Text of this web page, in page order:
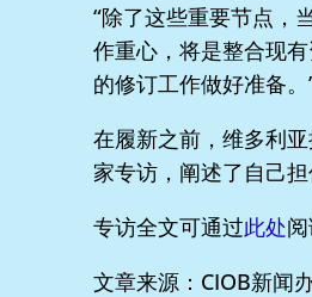
“除了这些重要节点，
作重心，将是整合现
的修订工作做好准备。
在履新之前，维多利
家专访，阐述了自己
专访全文可通过此处阅
文章来源：CIOB新闻